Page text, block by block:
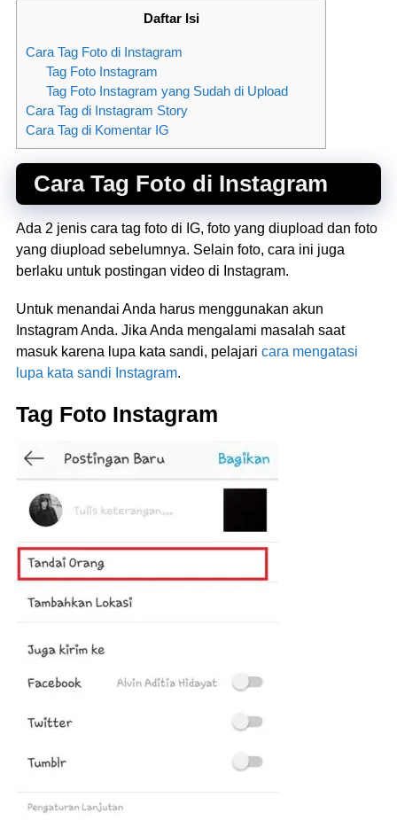
Daftar Isi
Cara Tag Foto di Instagram
Tag Foto Instagram
Tag Foto Instagram yang Sudah di Upload
Cara Tag di Instagram Story
Cara Tag di Komentar IG
Cara Tag Foto di Instagram
Ada 2 jenis cara tag foto di IG, foto yang diupload dan foto
yang diupload sebelumnya. Selain foto, cara ini juga
berlaku untuk postingan video di Instagram.
Untuk menandai Anda harus menggunakan akun
Instagram Anda. Jika Anda mengalami masalah saat
masuk karena lupa kata sandi, pelajari cara mengatasi
lupa kata sandi Instagram.
Tag Foto Instagram